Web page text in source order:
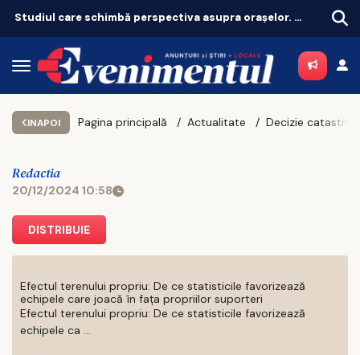
Studiul care schimbă perspectiva asupra orașelor. Ce înseamnă pentru Iași, oraș sufocat de betoane
INAPOI Pagina principală Actualitate
Redactia
20/12/2024 10:58
DISTRIBUIE
Efectul terenului propriu: De ce statisticile favorizează
echipele care joacă în fața propriilor suporteri
Efectul terenului propriu: De ce statisticile favorizează
echipele ca ...